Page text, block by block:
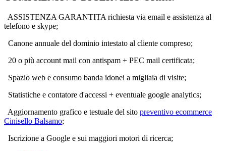
ASSISTENZA GARANTITA richiesta via email e assistenza al
telefono e skype;
Canone annuale del dominio intestato al cliente compreso;
20 o più account mail con antispam + PEC mail certificata;
Spazio web e consumo banda idonei a migliaia di visite;
Statistiche e contatore d'accessi + eventuale google analytics;
Aggiornamento grafico e testuale del sito preventivo ecommerce
Cinisello Balsamo;
Iscrizione a Google e sui maggiori motori di ricerca;